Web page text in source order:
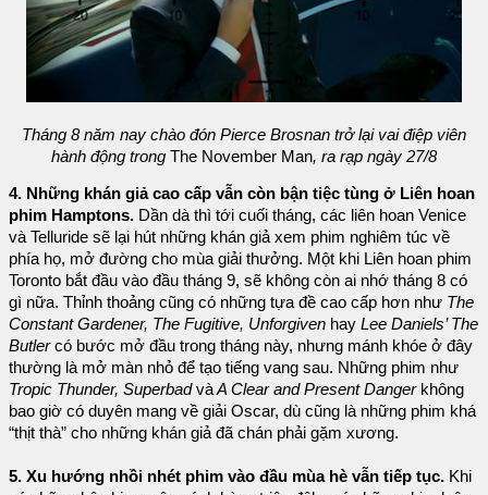
Tháng 8 năm nay chào đón Pierce Brosnan trở lại vai điệp viên
hành động trong The November Man, ra rạp ngày 27/8
4. Những khán giả cao cấp vẫn còn bận tiệc tùng ở Liên hoan
phim Hamptons. Dần dà thì tới cuối tháng, các liên hoan Venice
và Telluride sẽ lại hút những khán giả xem phim nghiêm túc về
phía họ, mở đường cho mùa giải thưởng. Một khi Liên hoan phim
Toronto bắt đầu vào đầu tháng 9, sẽ không còn ai nhớ tháng 8 có
gì nữa. Thỉnh thoảng cũng có những tựa đề cao cấp hơn như The
Constant Gardener, The Fugitive, Unforgiven hay Lee Daniels’ The
Butlercó bước mở đầu trong tháng này, nhưng mánh khóe ở đây
thường là mở màn nhỏ để tạo tiếng vang sau. Những phim như
Tropic Thunder, SuperbadvàA Clear and Present Dangerkhông
bao giờ có duyên mang về giải Oscar, dù cũng là những phim khá
“thịt thà” cho những khán giả đã chán phải gặm xương.
5. Xu hướng nhồi nhét phim vào đầu mùa hè vẫn tiếp tục. Khi